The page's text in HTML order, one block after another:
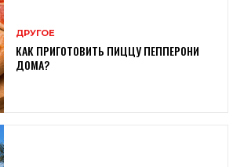
ДРУГОЕ
КАК ПРИГОТОВИТЬ ПИЦЦУ ПЕППЕРОНИ
ДОМА?